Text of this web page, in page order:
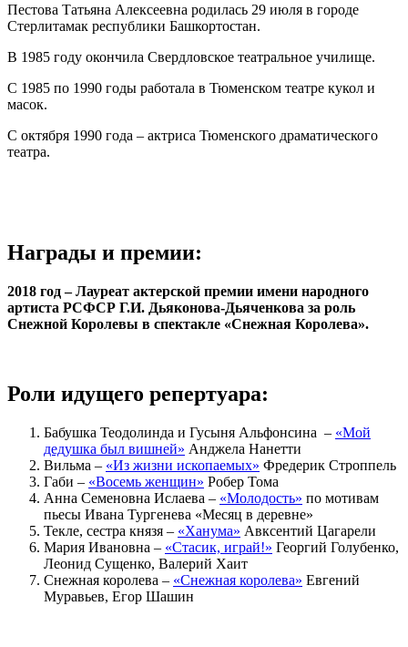
Пестова Татьяна Алексеевна родилась 29 июля в городе
Стерлитамак республики Башкортостан.
В 1985 году окончила Свердловское театральное училище.
С 1985 по 1990 годы работала в Тюменском театре кукол и
масок.
С октября 1990 года – актриса Тюменского драматического
театра.
Награды и премии:
2018 год – Лауреат актерской премии имени народного
артиста РСФСР Г.И. Дьяконова-Дьяченкова за роль
Снежной Королевы в спектакле «Снежная Королева».
Роли идущего репертуара:
Бабушка Теодолинда и Гусыня Альфонсина – «Мой
дедушка был вишней» Анджела Нанетти
Вильма – «Из жизни ископаемых» Фредерик Строппель
Габи – «Восемь женщин» Робер Тома
Анна Семеновна Ислаева – «Молодость» по мотивам
пьесы Ивана Тургенева «Месяц в деревне»
Текле, сестра князя – «Ханума» Авксентий Цагарели
Мария Ивановна – «Стасик, играй!» Георгий Голубенко,
Леонид Сущенко, Валерий Хаит
Снежная королева – «Снежная королева» Евгений
Муравьев, Егор Шашин